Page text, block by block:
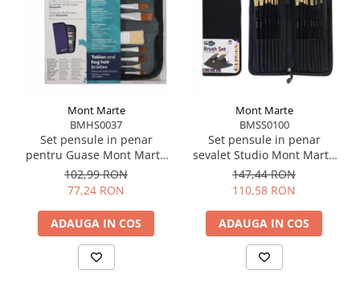
Mont Marte
BMHS0037
Set pensule in penar
pentru Guase Mont Marte
11 buc/set
102,99 RON
77,24 RON
ADAUGA IN COS
Mont Marte
BMSS0100
Set pensule in penar
sevalet Studio Mont Marte
15buc
147,44 RON
110,58 RON
ADAUGA IN COS